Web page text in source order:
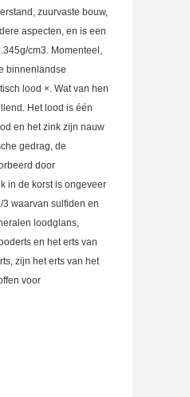
zuurvaste bouw,
aspecten, en is een
cm3. Momenteel,
binnenlandse
lood ×. Wat van hen
Het lood is één
en het zink zijn nauw
gedrag, de
door
in de korst is ongeveer
waarvan sulfiden en
loodglans,
en het erts van
zijn het erts van het
voor